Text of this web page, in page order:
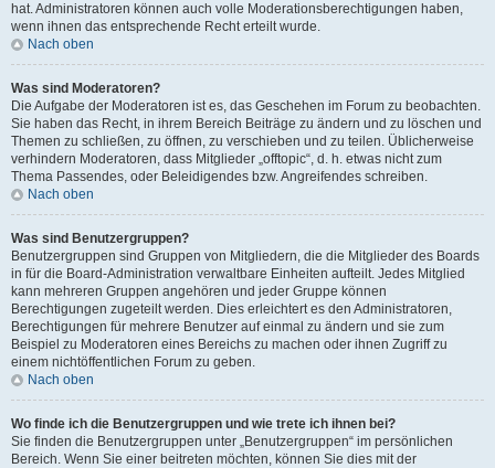
hat. Administratoren können auch volle Moderationsberechtigungen haben,
wenn ihnen das entsprechende Recht erteilt wurde.
Nach oben
Was sind Moderatoren?
Die Aufgabe der Moderatoren ist es, das Geschehen im Forum zu beobachten.
Sie haben das Recht, in ihrem Bereich Beiträge zu ändern und zu löschen und
Themen zu schließen, zu öffnen, zu verschieben und zu teilen. Üblicherweise
verhindern Moderatoren, dass Mitglieder „offtopic“, d. h. etwas nicht zum
Thema Passendes, oder Beleidigendes bzw. Angreifendes schreiben.
Nach oben
Was sind Benutzergruppen?
Benutzergruppen sind Gruppen von Mitgliedern, die die Mitglieder des Boards
in für die Board-Administration verwaltbare Einheiten aufteilt. Jedes Mitglied
kann mehreren Gruppen angehören und jeder Gruppe können
Berechtigungen zugeteilt werden. Dies erleichtert es den Administratoren,
Berechtigungen für mehrere Benutzer auf einmal zu ändern und sie zum
Beispiel zu Moderatoren eines Bereichs zu machen oder ihnen Zugriff zu
einem nichtöffentlichen Forum zu geben.
Nach oben
Wo finde ich die Benutzergruppen und wie trete ich ihnen bei?
Sie finden die Benutzergruppen unter „Benutzergruppen“ im persönlichen
Bereich. Wenn Sie einer beitreten möchten, können Sie dies mit der